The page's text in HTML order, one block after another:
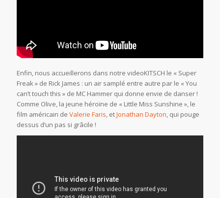
Enfin, nous accueillerons dans notre videoKITSCH le « Super
Freak » de Rick James : un air samplé entre autre par le « You
can’t touch this » de MC Hammer qui donne envie de danser !
Comme Olive, la jeune héroïne de « Little Miss Sunshine », le
film américain de Valerie Faris, etJonathan Dayton, qui pouge
dessus d’un pas si grâcile !